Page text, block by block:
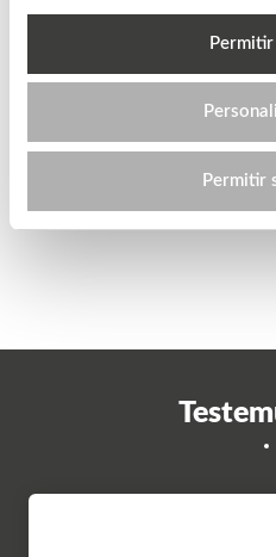
Permitir
Escolhemos juntos a melhor
enquadrada nos teus
PAGAMENTO